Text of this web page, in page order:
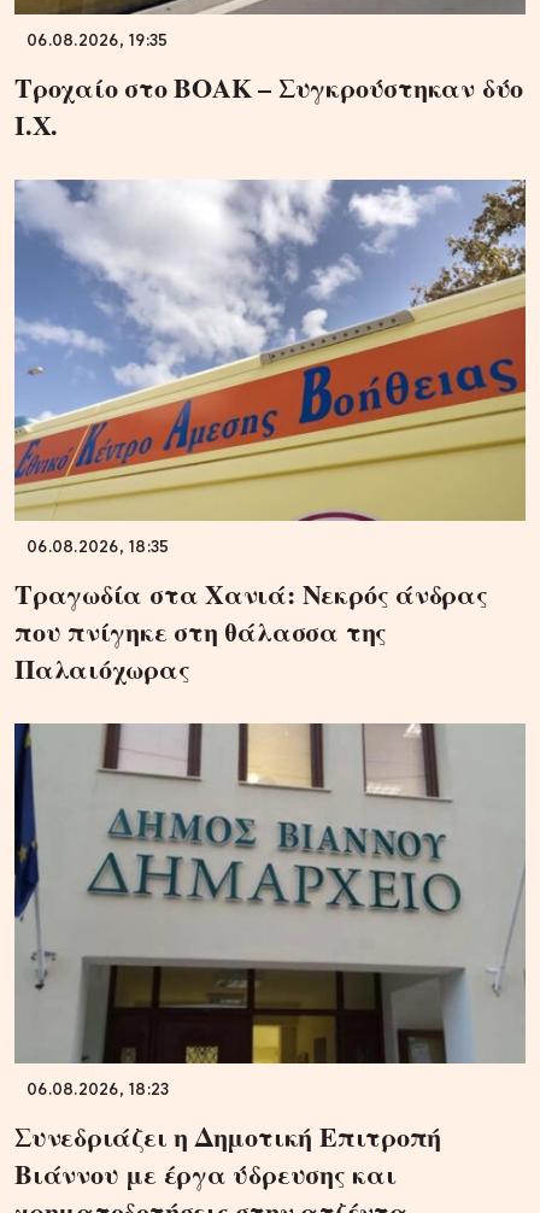
06.08.2026, 19:35
Τροχαίο στο ΒΟΑΚ – Συγκρούστηκαν δύο
Ι.Χ.
06.08.2026, 18:35
Τραγωδία στα Χανιά: Νεκρός άνδρας
που πνίγηκε στη θάλασσα της
Παλαιόχωρας
06.08.2026, 18:23
Συνεδριάζει η Δημοτική Επιτροπή
Βιάννου με έργα ύδρευσης και